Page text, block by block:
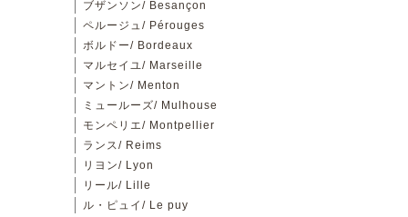
ブザンソン/ Besançon
ペルージュ/ Pérouges
ボルドー/ Bordeaux
マルセイユ/ Marseille
マントン/ Menton
ミュールーズ/ Mulhouse
モンペリエ/ Montpellier
ランス/ Reims
リヨン/ Lyon
リール/ Lille
ル・ピュイ/ Le puy